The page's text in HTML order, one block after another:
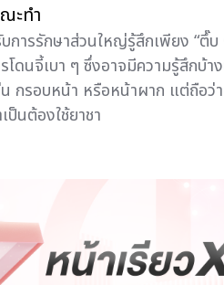
ะทำ
รรักษาส่วนใหญ่รู้สึกเพียง “ตึ๊บ
โดนจี้เบา ๆ ซึ่งอาจมีความรู้สึกบ้
กรอบหน้า หรือหน้าผาก แต่ถือว่
ป็นต้องใช้ยาชา